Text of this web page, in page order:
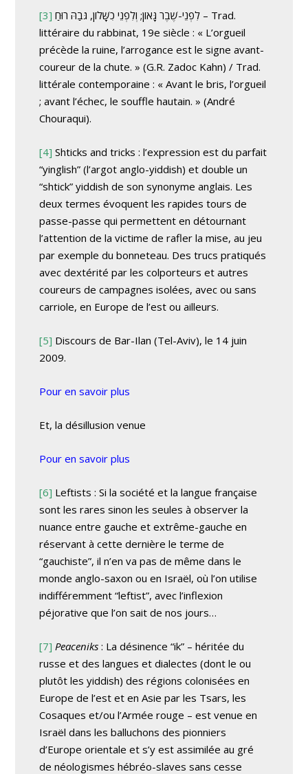
[3]לִפְנֵי-שֶׁבֶר גָּאוֹן; וְלִפְנֵי כִשָּׁלוֹן, גֹּבַהּ רוּחַ – Trad.
littéraire du rabbinat, 19e siècle : « L’orgueil
précède la ruine, l’arrogance est le signe avant-
coureur de la chute. » (G.R. Zadoc Kahn) / Trad.
littérale contemporaine : « Avant le bris, l’orgueil
; avant l’échec, le souffle hautain. » (André
Chouraqui).
[4] Shticks and tricks : l’expression est du parfait
“yinglish” (l’argot anglo-yiddish) et double un
“shtick” yiddish de son synonyme anglais. Les
deux termes évoquent les rapides tours de
passe-passe qui permettent en détournant
l’attention de la victime de rafler la mise, au jeu
par exemple du bonneteau. Des trucs pratiqués
avec dextérité par les colporteurs et autres
coureurs de campagnes isolées, avec ou sans
carriole, en Europe de l’est ou ailleurs.
[5] Discours de Bar-Ilan (Tel-Aviv), le 14 juin
2009.
Pour en savoir plus
Et, la désillusion venue
Pour en savoir plus
[6] Leftists : Si la société et la langue française
sont les rares sinon les seules à observer la
nuance entre gauche et extrême-gauche en
réservant à cette dernière le terme de
“gauchiste”, il n’en va pas de même dans le
monde anglo-saxon ou en Israël, où l’on utilise
indifféremment“leftist”, avec l’inflexion
péjorative que l’on sait de nos jours…
[7] Peaceniks : La désinence “ik” – héritée du
russe et des langues et dialectes (dont le ou
plutôt les yiddish) des régions colonisées en
Europe de l’est et en Asie par les Tsars, les
Cosaques et/ou l’Armée rouge – est venue en
Israël dans les balluchons des pionniers
d’Europe orientale et s’y est assimilée au gré
de néologismes hébréo-slaves sans cesse